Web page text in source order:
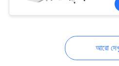
সিকিউরিটি ব্যাগ
আরো